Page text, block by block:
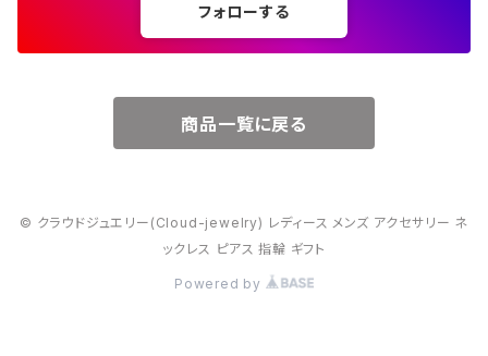
フォローする
商品一覧に戻る
© クラウドジュエリー(Cloud-jewelry) レディース メンズ アクセサリー ネ
ックレス ピアス 指輪 ギフト
Powered by